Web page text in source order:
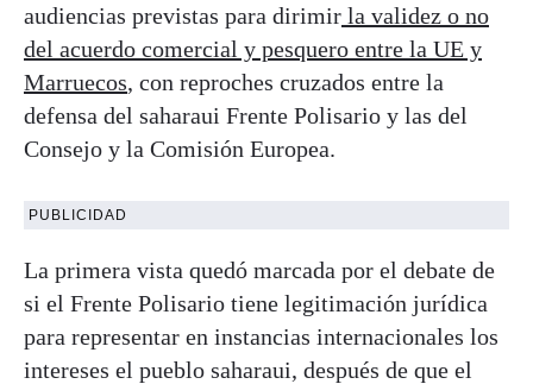
audiencias previstas para dirimir la validez o no
del acuerdo comercial y pesquero entre la UE y
Marruecos, con reproches cruzados entre la
defensa del saharaui Frente Polisario y las del
Consejo y la Comisión Europea.
PUBLICIDAD
La primera vista quedó marcada por el debate de
si el Frente Polisario tiene legitimación jurídica
para representar en instancias internacionales los
intereses el pueblo saharaui, después de que el